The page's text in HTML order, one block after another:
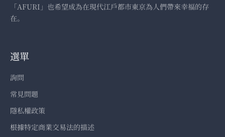
「AFURI」也希望成為在現代江戶都市東京為人們帶來幸福的存
在。
選單
詢問
常見問題
隱私權政策
根據特定商業交易法的描述